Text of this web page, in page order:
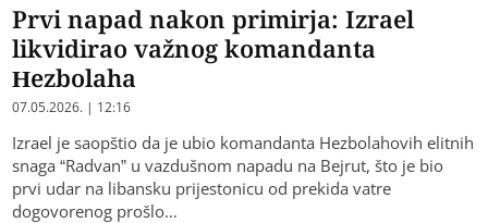
Prvi napad nakon primirja: Izrael
likvidirao važnog komandanta
Hezbolaha
07.05.2026. | 12:16
Izrael je saopštio da je ubio komandanta Hezbolahovih elitnih
snaga “Radvan” u vazdušnom napadu na Bejrut, što je bio
prvi udar na libansku prijestonicu od prekida vatre
dogovorenog prošlo…